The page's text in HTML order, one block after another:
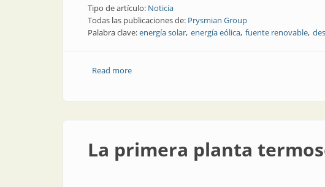
Tipo de artículo: Noticia
Todas las publicaciones de: Prysmian Group
Palabra clave:energía solar energía eólica fuente renovable
Read moreabout Energía renovable: los diez países más
La primera planta